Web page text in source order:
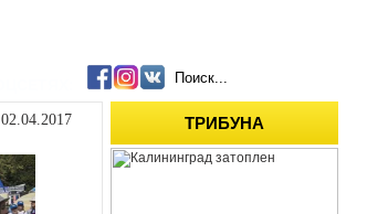
02.04.2017 ТРИБУНА